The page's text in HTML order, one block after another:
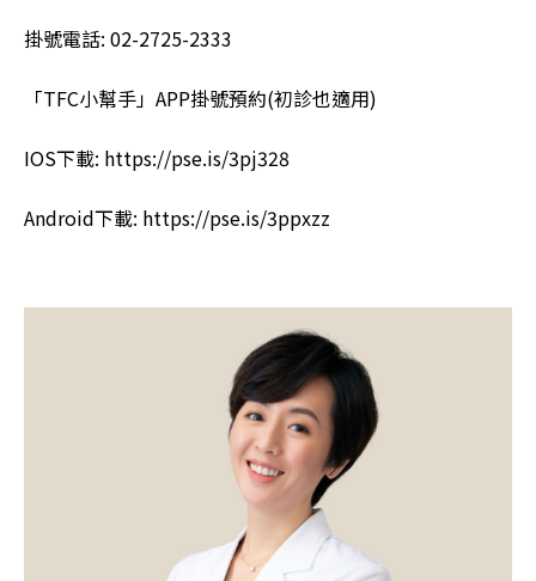
掛號電話: 02-2725-2333
「TFC小幫手」APP掛號預約(初診也適用)
IOS下載: https://pse.is/3pj328
Android下載: https://pse.is/3ppxzz